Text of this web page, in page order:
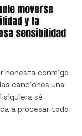
moverse
y la
sensibilidad
honesta conmigo
canciones una
siquiera sé
a procesar todo